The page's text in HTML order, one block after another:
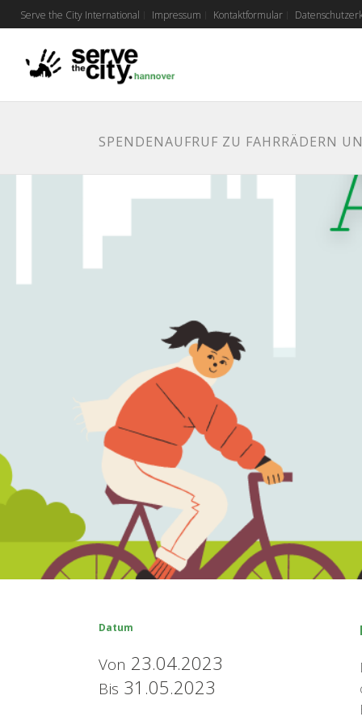
Serve the City International Impressum Kontaktformular
SPENDENAUFRUF ZU FAHRRÄDERN
Datum
Von 23.04.2023
Bis 31.05.2023